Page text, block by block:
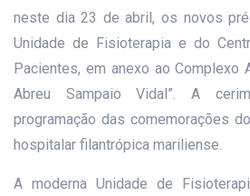
neste dia 23 de abril, os novos
Unidade de Fisioterapia e do
Pacientes, em anexo ao Complexo
Abreu Sampaio Vidal”. A
programação das comemorações
hospitalar filantrópica mariliense.
A moderna Unidade de